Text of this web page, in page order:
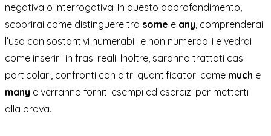
negativa o interrogativa. In questo approfondimento,
scoprirai come distinguere tra some e any , comprenderai
l’uso con sostantivi numerabili e non numerabili e vedrai
come inserirli in frasi reali. Inoltre, saranno trattati casi
particolari, confronti con altri quantificatori come much e
many e verranno forniti esempi ed esercizi per metterti
alla prova.